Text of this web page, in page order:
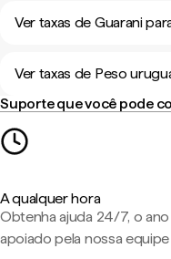
Ver taxas de Guarani
Ver taxas de Peso
Suporte que você pode
A qualquer hora
Obtenha ajuda 24/7, o
apoiado pela nossa